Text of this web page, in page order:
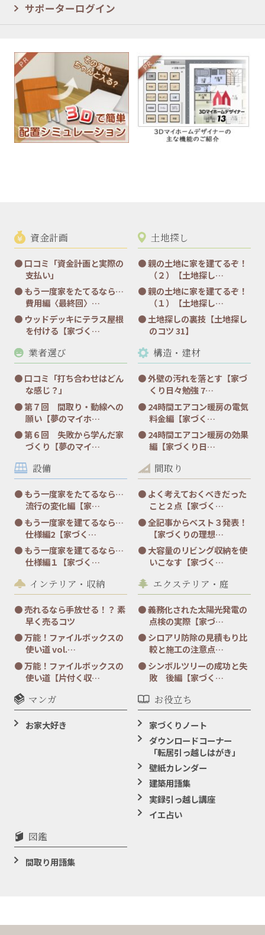
サポーターログイン
資金計画
口コミ「資金計画と実際の
支払い」
もう一度家をたてるなら…
費用編〈最終回〉…
ウッドデッキにテラス屋根
を付ける【家づく…
土地探し
親の土地に家を建てるぞ！
（２）【土地探し…
親の土地に家を建てるぞ！
（１）【土地探し…
土地探しの裏技【土地探し
のコツ 31】
業者選び
口コミ「打ち合わせはどん
な感じ？」
第７回 間取り・動線への
願い【夢のマイホ…
第６回 失敗から学んだ家
づくり【夢のマイ…
構造・建材
外壁の汚れを落とす【家づ
くり日々勉強 7…
24時間エアコン暖房の電気
料金編【家づく…
24時間エアコン暖房の効果
編【家づくり日…
設備
もう一度家をたてるなら…
流行の変化編【家…
もう一度家を建てるなら…
仕様編2【家づく…
もう一度家を建てるなら…
仕様編１【家づく…
間取り
よく考えておくべきだった
こと２点【家づく…
全記事からベスト３発表！
【家づくりの理想…
大容量のリビング収納を使
いこなす【家づく…
インテリア・収納
売れるなら手放せる！？ 素
早く売るコツ
万能！ファイルボックスの
使い道 vol.…
万能！ファイルボックスの
使い道【片付く収…
エクステリア・庭
義務化された太陽光発電の
点検の実際【家づ…
シロアリ防除の見積もり比
較と施工の注意点…
シンボルツリーの成功と失
敗 後編【家づく…
マンガ
お家大好き
お役立ち
家づくりノート
ダウンロードコーナー
「転居引っ越しはがき」
壁紙カレンダー
建築用語集
実録引っ越し講座
イエ占い
図鑑
間取り用語集